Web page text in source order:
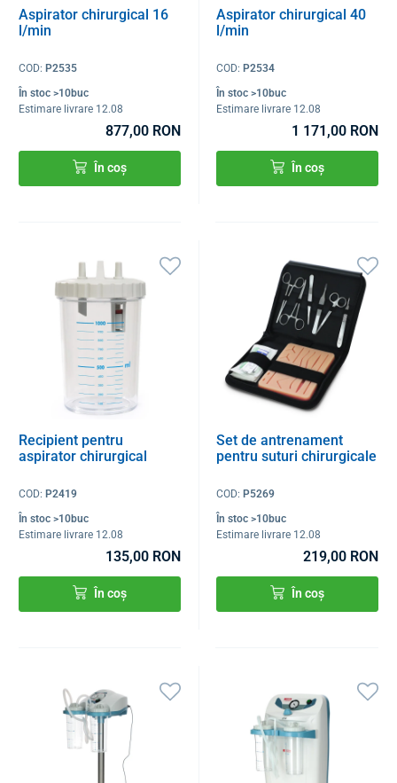
Aspirator chirurgical 16
l/min
COD: P2535
În stoc >10buc
Estimare livrare 12.08
877,00 RON
În coș
Aspirator chirurgical 40
l/min
COD:P2534
În stoc >10buc
Estimare livrare 12.08
1 171,00 RON
În coș
Recipient pentru
aspirator chirurgical
COD: P2419
În stoc >10buc
Estimare livrare 12.08
135,00 RON
În coș
Set de antrenament
pentru suturi chirurgicale
COD:P5269
În stoc >10buc
Estimare livrare 12.08
219,00 RON
În coș